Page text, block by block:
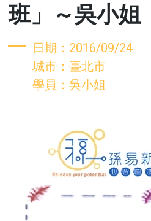
班」～吳小姐
日期：2016/09/24
城市：臺北市
學員：吳小姐